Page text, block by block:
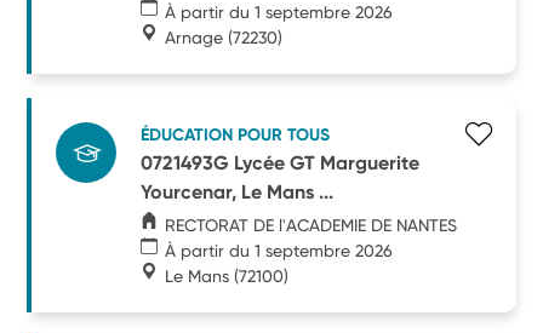
À partir du 1 septembre 2026
Arnage (72230)
ÉDUCATION POUR TOUS
0721493G Lycée GT Marguerite
Yourcenar, Le Mans ...
RECTORAT DE l'ACADEMIE DE NANTES
À partir du 1 septembre 2026
Le Mans (72100)